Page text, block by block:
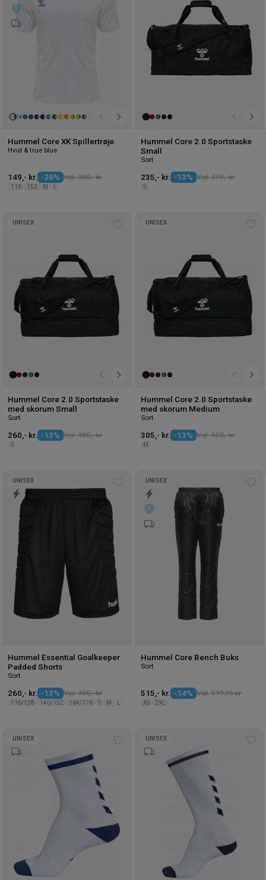
Hummel Core XK Spillertrøje
Hvid & true blue
149,- kr. -26% Vejl. 200,- kr.
116 152 M
Hummel Core 2.0 Sportstaske
Small
Sort
235,- kr. -13% Vejl. 270,- kr.
S
UNISEX
Hummel Core 2.0 Sportstaske
med skorum Small
Sort
260,- kr. -13% Vejl. 300,- kr.
S
UNISEX
Hummel Core 2.0 Sportstaske
med skorum Medium
Sort
305,- kr. -13% Vejl. 350,- kr.
M
ønskeliste
UNISEX
Hummel Essential Goalkeeper
Padded Shorts
Sort
260,- kr. -13% Vejl. 300,- kr.
116/128 140/152 164/176 S M
UNISEX
Hummel Core Bench Buks
Sort
515,- kr. -14% Vejl. 599,95 kr.
XS 2XL
UNISEX UNISEX